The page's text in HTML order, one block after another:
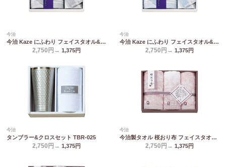
今治
今治 Kaze にふわり フェイスタオル&ハンドタオル グレー KCN20250-GY/BL
2,750円→ 1,375円
今治
今治 Kaze にふわり フェイスタオル&ハンドタオル ブルー KCN20250-GY/BL
2,750円→ 1,375円
今治
タンブラー&クロスセット TBR-025
2,750円→ 1,375円
今治
今治製タオル 桜おり布 フェイスタオル2P&ウォッシュタオル ピンク IS9625 PI/PU
2,750円→ 1,375円